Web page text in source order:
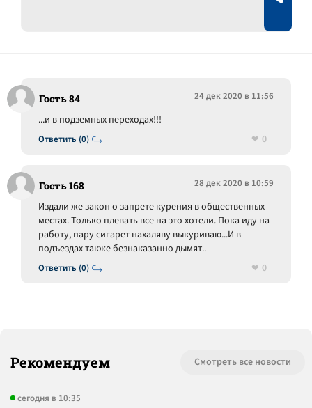
Гость 84 24 дек 2020 в 11:56
Ответить (0)
...и в подземных переходах!!!
0
Гость 168 28 дек 2020 в 10:59
Ответить (0)
Издали же закон о запрете курения в общественных
местах. Только плевать все на это хотели. Пока иду на
работу, пару сигарет нахаляву выкуриваю...И в
подъездах также безнаказанно дымят..
0
Рекомендуем Смотреть все новости
сегодня в 10:35